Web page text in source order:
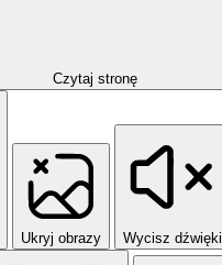
Czytaj stronę
Ukryj obrazy Wycisz dźwięki